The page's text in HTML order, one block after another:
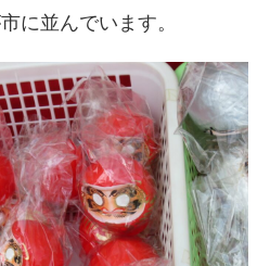
に並んでいます。